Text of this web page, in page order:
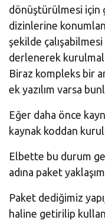
dönüştürülmesi için
dizinlerine
şekilde
derlenerek
Biraz kompleks bir
ek yazılım varsa
Eğer daha önce
kaynak koddan
Elbette bu durum
adına paket
Paket dediğimiz
haline getirilip